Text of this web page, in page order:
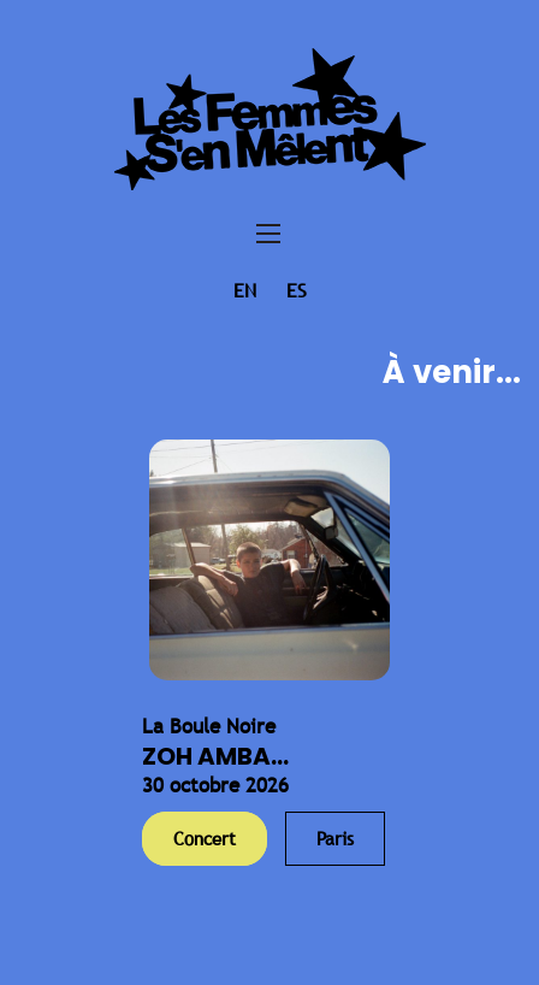
EN ES
À venir...
La Boule Noire
ZOH AMBA...
30 octobre 2026
Concert Paris